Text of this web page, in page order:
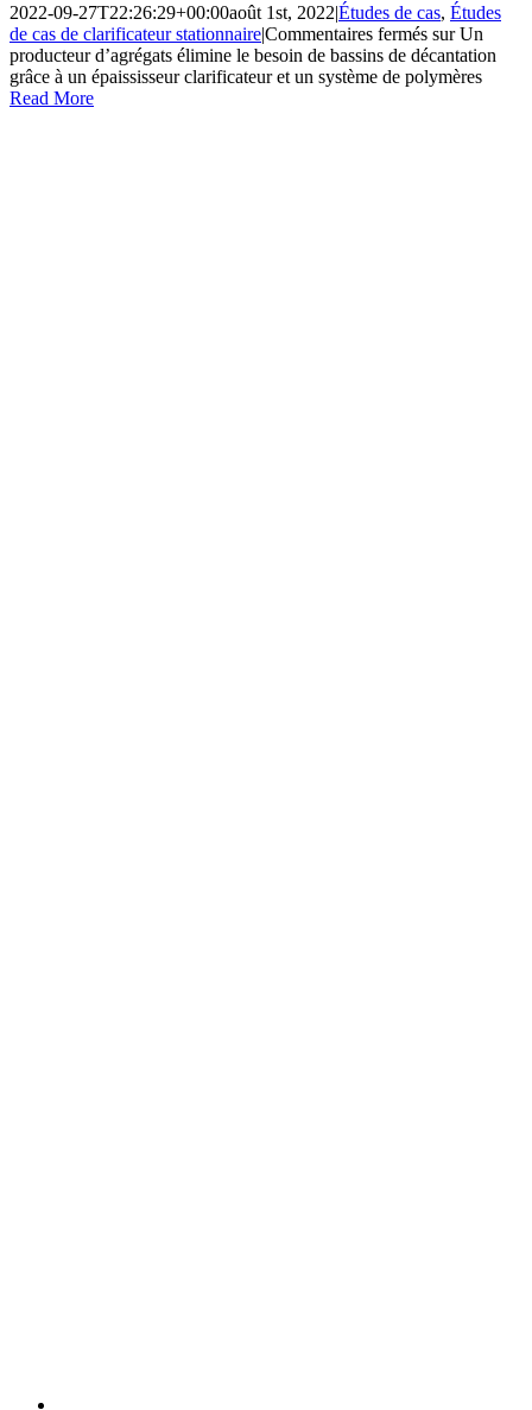
2022-09-27T22:26:29+00:00août 1st, 2022|Études de cas, Études
de cas de clarificateur stationnaire|Commentaires fermés sur Un
producteur d’agrégats élimine le besoin de bassins de décantation
grâce à un épaississeur clarificateur et un système de polymères
Read More